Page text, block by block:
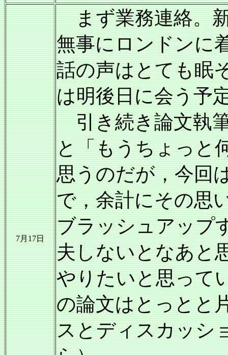
7月17日
まず業務連絡。新
無事にロンドンに
話の声はとても眠
は明後日に会う予
引き続き論文執
と「もうちょっと
思うのだが，今回
で，余計にその思
ブラッシュアップ
夫しないとなあと
やりたいと思って
の論文はとっとと
スとディスカッシ